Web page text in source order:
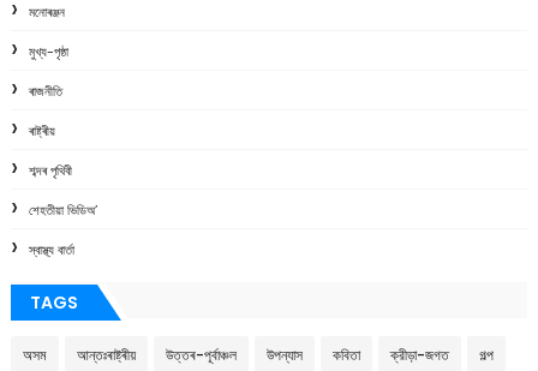
মনোৰঞ্জন
মুখ্য-পৃষ্ঠা
ৰাজনীতি
ৰাষ্ট্ৰীয়
শব্দৰ পৃথিবী
শেহতীয়া ভিডিঅ’
স্বাস্থ্য বাৰ্তা
TAGS
অসম আন্তঃৰাষ্ট্ৰীয় উত্তৰ-পূৰ্বাঞ্চল উপন্যাস কবিতা ক্রীড়া-জগত গল্প